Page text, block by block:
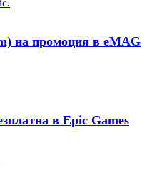
на промоция в eMAG
в Epic Games